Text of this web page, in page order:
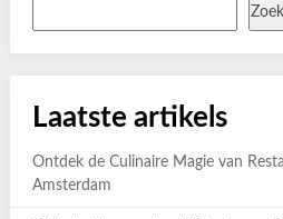
Laatste artikels
Ontdek de Culinaire Magie van
Amsterdam